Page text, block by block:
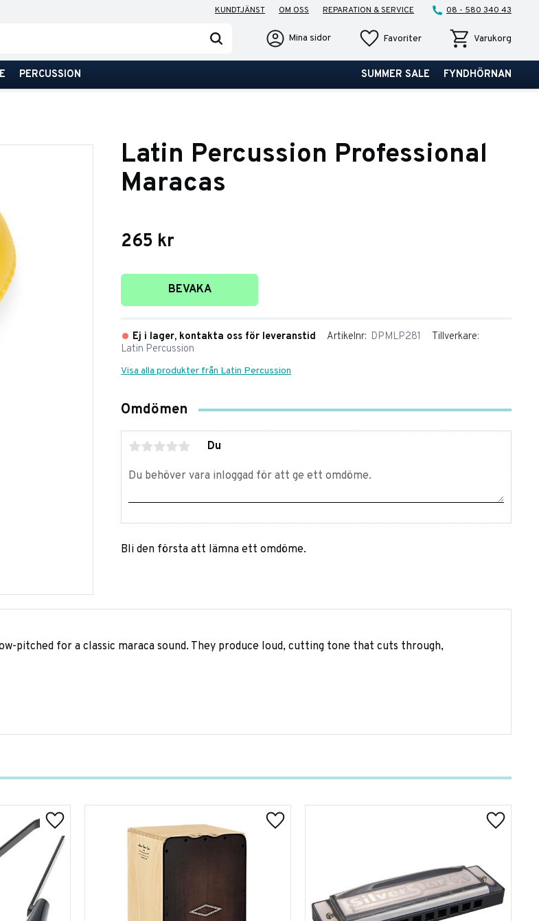
KUNDTJÄNST OM OSS REPARATION & SERVICE 08 - 580 340 43
Mina sidor FavoriterFavoriter KundvagnVarukorg
PERCUSSION SUMMER SALE FYNDHÖRNAN
Latin Percussion Professional
Maracas
265 kr
Lägg till i favoriter
BEVAKA
Ej i lager, kontakta oss för leveranstid Artikelnr DPMLP281
Tillverkare
Latin Percussion
Visa alla produkter från Latin Percussion
Omdömen
Du
Bli den första att lämna ett omdöme.
pitched for a classic maraca sound. They produce loud, cutting tone that cuts through,